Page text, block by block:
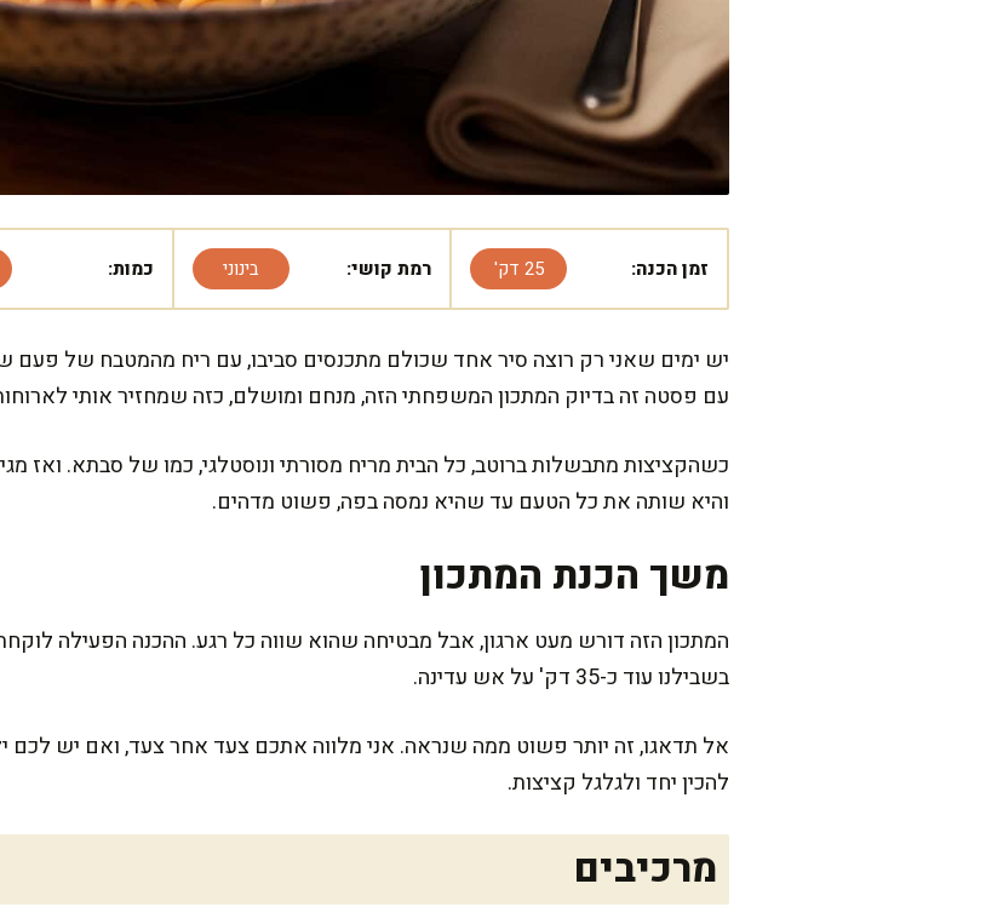
זמן הכנה: 25 דק' רמת קושי: בינוני כמות:
יש ימים שאני רק רוצה סיר אחד שכולם מתכנסים סביבו, עם ריח מהמטבח של פעם
עם פסטה זה בדיוק המתכון המשפחתי הזה, מנחם ומושלם, כזה שמחזיר אותי
כשהקציצות מתבשלות ברוטב, כל הבית מריח מסורתי ונוסטלגי, כמו של סבתא. ואז
והיא שותה את כל הטעם עד שהיא נמסה בפה, פשוט מדהים.
משך הכנת המתכון
בשבילנו עוד כ-35 דק' על אש עדינה.
אל תדאגו, זה יותר פשוט ממה שנראה. אני מלווה אתכם צעד אחר צעד, ואם יש לכם
להכין יחד ולגלגל קציצות.
מרכיבים